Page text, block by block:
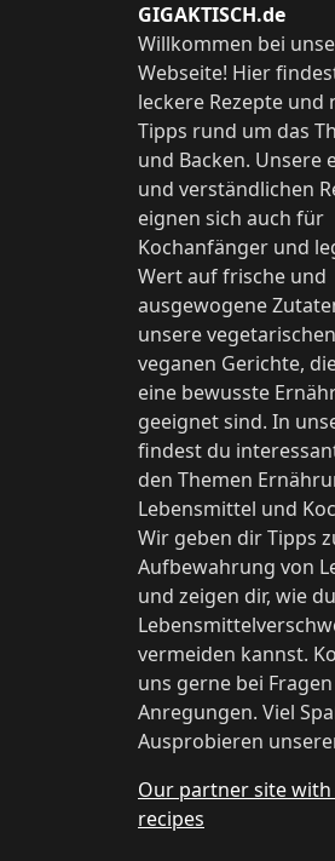
GIGAKTISCH.de
Willkommen bei
Webseite! Hier
leckere Rezepte und
Tipps rund um das
und Backen. Unsere
und verständlichen
eignen sich auch für
Kochanfänger und
Wert auf frische und
ausgewogene
unsere
veganen Gerichte,
eine bewusste
geeignet sind. In
findest du
den Themen
Lebensmittel und
Wir geben dir Tipps
Aufbewahrung von
und zeigen dir, wie du
vermeiden kannst.
uns gerne bei
Anregungen. Viel
Ausprobieren
Our partner site with
recipes